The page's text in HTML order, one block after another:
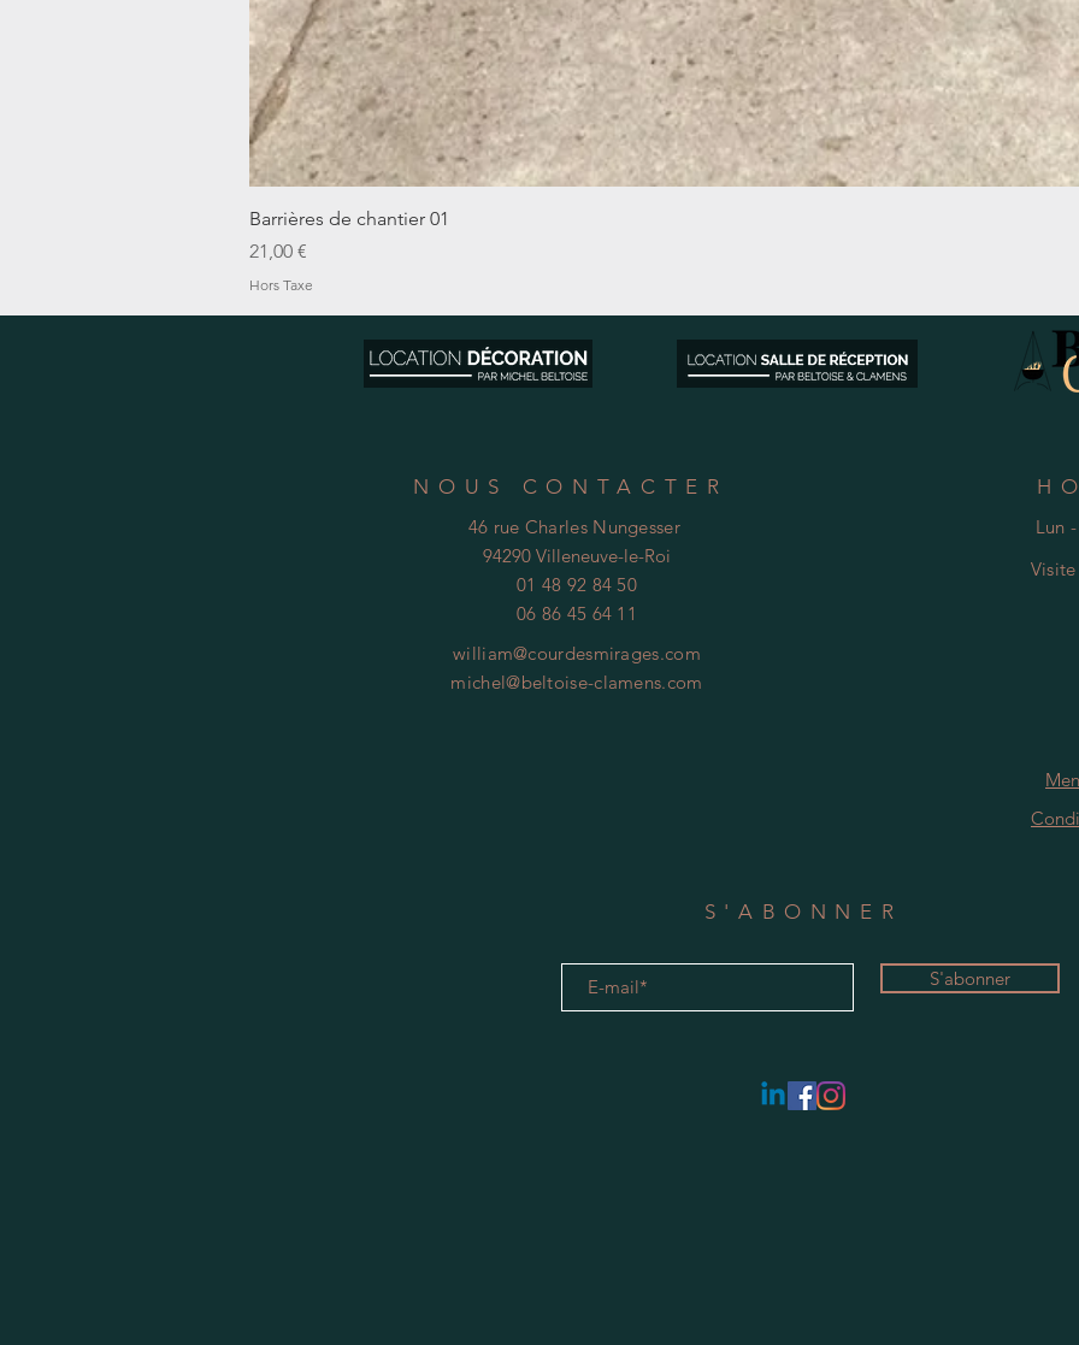
Barrières de chantier 01
Prix
21,00 €
Hors Taxe
NOUS CONTACTER
46 rue Charles Nungesser
94290 Villeneuve-le-Roi
01 48 92 84 50
06 86 45 64 11
william@courdesmirages.com
michel@beltoise-clamens.com
Lun
Visite
S'ABONNER
S'abonner